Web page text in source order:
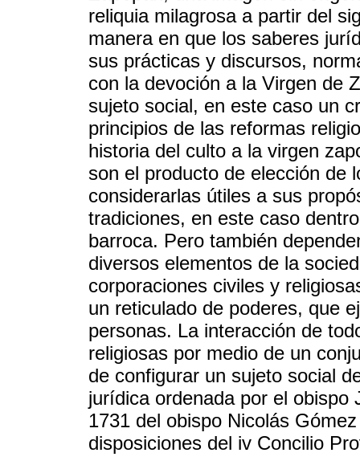
reliquia milagrosa a partir del
manera en que los saberes
sus prácticas y discursos,
con la devoción a la Virgen de
sujeto social, en este caso un
principios de las reformas
historia del culto a la virgen
son el producto de elección de
considerarlas útiles a sus
tradiciones, en este caso
barroca. Pero también
diversos elementos de la
corporaciones civiles y
un reticulado de poderes, que
personas. La interacción de
religiosas por medio de un
de configurar un sujeto social
jurídica ordenada por el obispo
1731 del obispo Nicolás
disposiciones del iv Concilio